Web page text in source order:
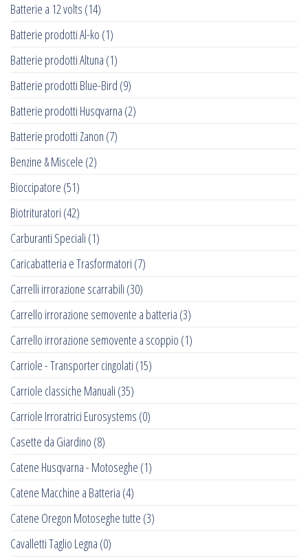
Batterie a 12 volts (14)
Batterie prodotti Al-ko (1)
Batterie prodotti Altuna (1)
Batterie prodotti Blue-Bird (9)
Batterie prodotti Husqvarna (2)
Batterie prodotti Zanon (7)
Benzine & Miscele (2)
Bioccipatore (51)
Biotrituratori (42)
Carburanti Speciali (1)
Caricabatteria e Trasformatori (7)
Carrelli irrorazione scarrabili (30)
Carrello irrorazione semovente a batteria (3)
Carrello irrorazione semovente a scoppio (1)
Carriole - Transporter cingolati (15)
Carriole classiche Manuali (35)
Carriole Irroratrici Eurosystems (0)
Casette da Giardino (8)
Catene Husqvarna - Motoseghe (1)
Catene Macchine a Batteria (4)
Catene Oregon Motoseghe tutte (3)
Cavalletti Taglio Legna (0)